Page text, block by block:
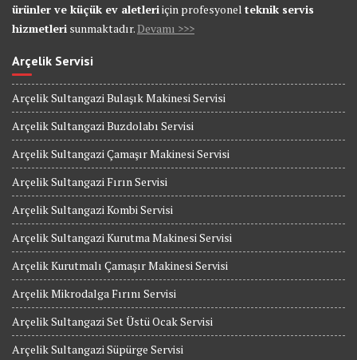
ürünler ve küçük ev aletleriiçin profesyonel teknik servis
hizmetleri sunmaktadır. Devamı >>>
Arçelik Servisi
Arçelik Sultangazi Bulaşık Makinesi Servisi
Arçelik Sultangazi Buzdolabı Servisi
Arçelik Sultangazi Çamaşır Makinesi Servisi
Arçelik Sultangazi Fırın Servisi
Arçelik Sultangazi Kombi Servisi
Arçelik Sultangazi Kurutma Makinesi Servisi
Arçelik Kurutmalı Çamaşır Makinesi Servisi
Arçelik Mikrodalga Fırını Servisi
Arçelik Sultangazi Set Üstü Ocak Servisi
Arçelik Sultangazi Süpürge Servisi